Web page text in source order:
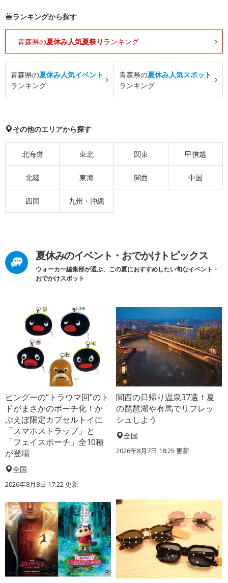
ランキングから探す
青森県の夏休み人気夏祭り ランキング
青森県の夏休み人気イベント
ランキング
青森県の夏休み人気スポット
ランキング
その他のエリアから探す
北海道 東北 関東 甲信越
北陸 東海 関西 中国
四国 九州・沖縄
夏休みのイベント・おでかけトピックス
ウォーカー編集部が選ぶ、この夏におすすめしたい旬なイベント・
おでかけスポット
ピングーの“トラウマ回”のト
ドがまさかのポーチ化！か
ぷえぼ限定カプセルトイに
「スマホストラップ」と
「フェイスポーチ」全10種
が登場
全国
2026年8月8日 17:22更新
関西の日帰り温泉37選！夏
の琵琶湖や有馬でリフレッ
シュしよう
全国
2026年8月7日 18:25 更新